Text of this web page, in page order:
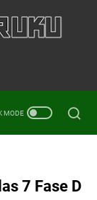
7 Fase D